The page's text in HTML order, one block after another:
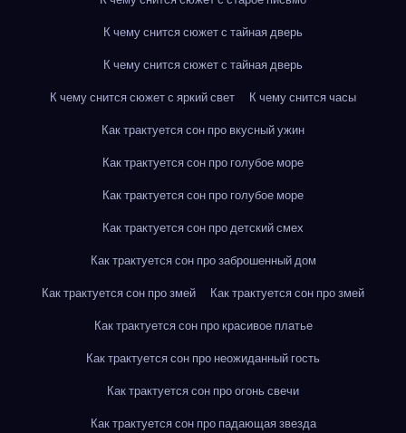
К чему снится сюжет с тайная дверь
К чему снится сюжет с тайная дверь
К чему снится сюжет с яркий свет
К чему снится часы
Как трактуется сон про вкусный ужин
Как трактуется сон про голубое море
Как трактуется сон про голубое море
Как трактуется сон про детский смех
Как трактуется сон про заброшенный дом
Как трактуется сон про змей
Как трактуется сон про змей
Как трактуется сон про красивое платье
Как трактуется сон про неожиданный гость
Как трактуется сон про огонь свечи
Как трактуется сон про падающая звезда